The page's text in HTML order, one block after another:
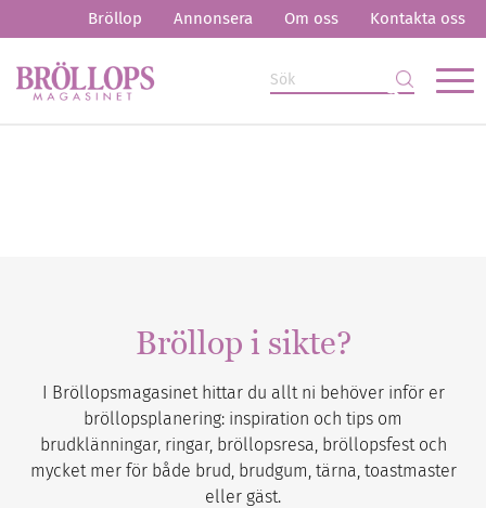
Bröllop Annonsera Om oss Kontakta oss
Bröllop i sikte?
I Bröllopsmagasinet hittar du allt ni behöver inför er
bröllopsplanering: inspiration och tips om
brudklänningar, ringar, bröllopsresa, bröllopsfest och
mycket mer för både brud, brudgum, tärna, toastmaster
eller gäst.